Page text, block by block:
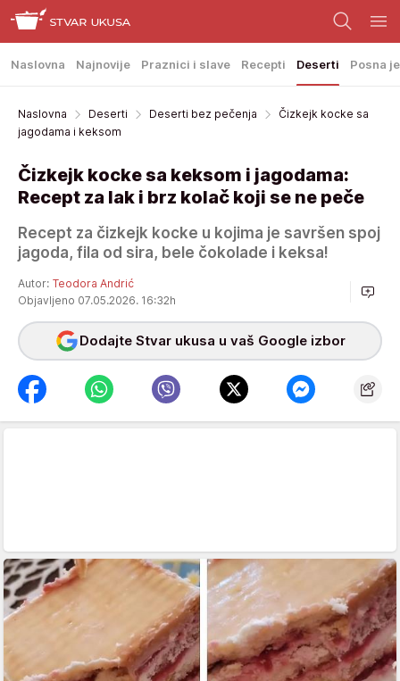
Naslovna Najnovije Praznici i slave Recepti Deserti Posna
Naslovna Deserti Deserti bez pečenja
Čizkejk kocke sa
jagodama i keksom
Čizkejk kocke sa keksom i jagodama:
Recept za lak i brz kolač koji se ne peče
Recept za čizkejk kocke u kojima je savršen spoj
jagoda, fila od sira, bele čokolade i keksa!
Autor: Teodora Andrić
Objavljeno 07.05.2026. 16:32h
Dodajte Stvar ukusa u vaš Google izbor